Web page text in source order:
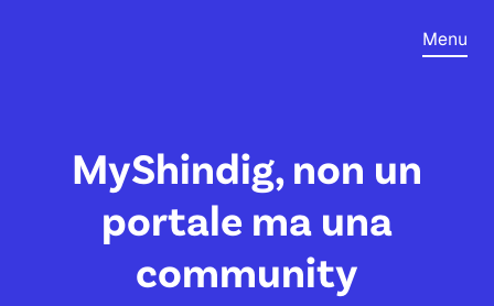
Menu
MyShindig, non un
portale ma una
community